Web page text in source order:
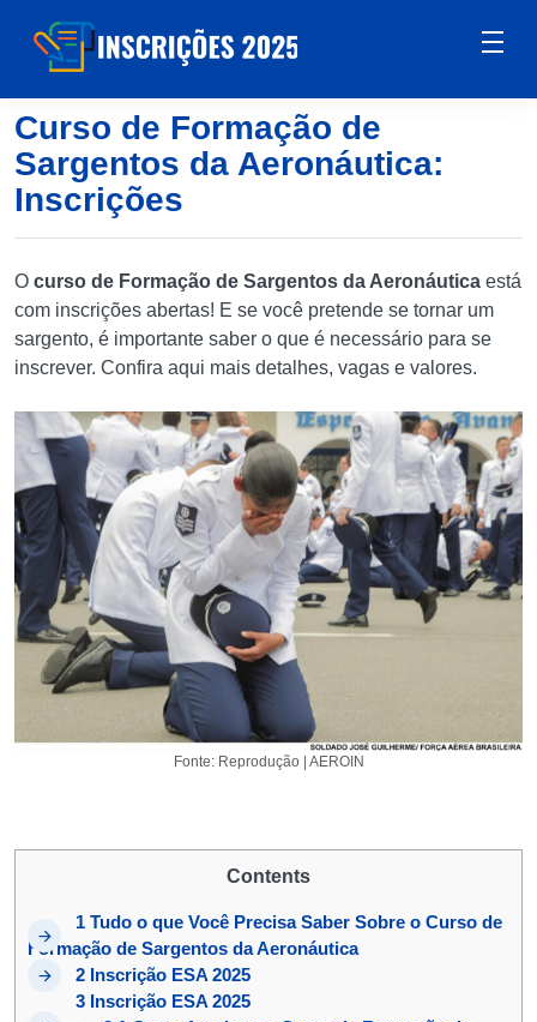
Curso de Formação de
Sargentos da Aeronáutica:
Inscrições
O curso de Formação de Sargentos da Aeronáutica está
com inscrições abertas! E se você pretende se tornar um
sargento, é importante saber o que é necessário para se
inscrever. Confira aqui mais detalhes, vagas e valores.
Fonte: Reprodução | AEROIN
Contents
1 Tudo o que Você Precisa Saber Sobre o Curso de
Formação de Sargentos da Aeronáutica
2 Inscrição ESA 2025
3 Inscrição ESA 2025